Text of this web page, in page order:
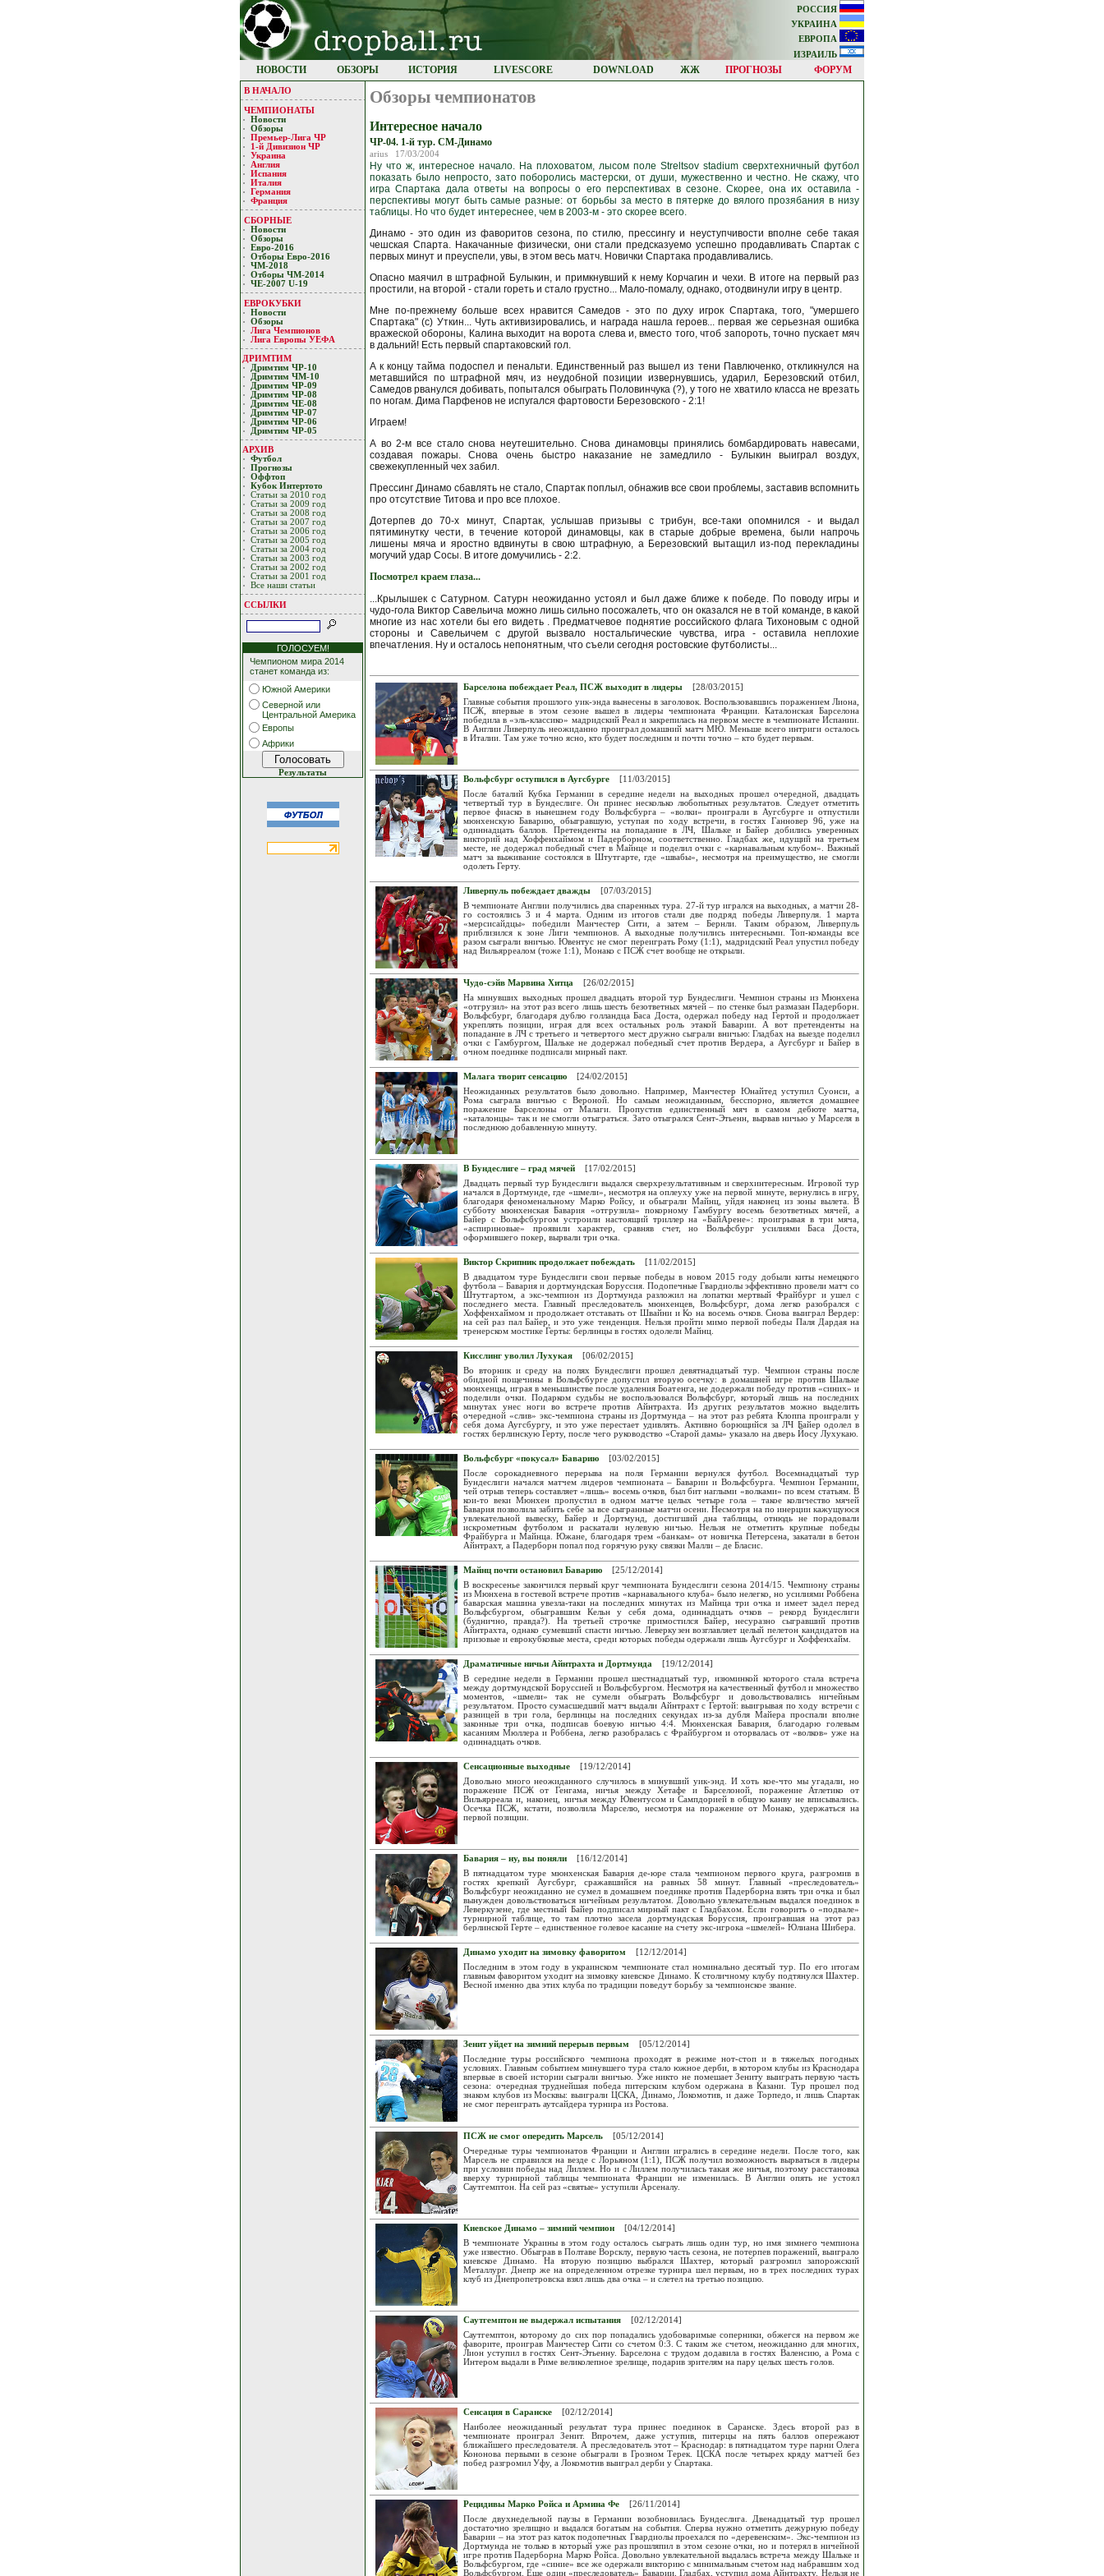
РОССИЯ
УКРАИНА
ЕВРОПА
ИЗРАИЛЬ
НОВОСТИ ОБЗОРЫ ИСТОРИЯ LIVESCORE DOWNLOAD ЖЖ ПРОГНОЗЫ ФОРУМ
В НАЧАЛО
ЧЕМПИОНАТЫ
Новости
Обзоры
Премьер-Лигa ЧР
1-й Дивизион ЧР
Украина
Англия
Испания
Италия
Германия
Франция
СБОРНЫЕ
Новости
Обзоры
Евро-2016
Отборы Евро-2016
ЧМ-2018
Отборы ЧМ-2014
ЧЕ-2007 U-19
ЕВРОКУБКИ
Новости
Обзоры
Лигa Чемпиoнoв
Лига Европы УЕФA
ДРИМТИМ
Дримтим ЧР-10
Дримтим ЧМ-10
Дримтим ЧР-09
Дримтим ЧР-08
Дримтим ЧЕ-08
Дримтим ЧР-07
Дримтим ЧР-06
Дримтим ЧР-05
АРХИВ
Футбол
Прогнозы
Оффтоп
Кубoк Интертoтo
Статьи за 2010 год
Статьи за 2009 год
Статьи за 2008 год
Статьи за 2007 год
Статьи за 2006 год
Статьи за 2005 год
Статьи за 2004 год
Статьи за 2003 год
Статьи за 2002 год
Статьи за 2001 год
Все наши статьи
ССЫЛКИ
ГОЛОСУЕМ!
Чемпионом мира 2014
станет команда из:
Южной Америки
Северной или
Центральной Америка
Европы
Африки
Результаты
Обзоры чемпионатов
Интересное начало
ЧР-04. 1-й тур. СМ-Динамо
arius 17/03/2004
Ну что ж, интересное начало. На плоховатом, лысом поле Streltsov stadium сверхтехничный футбол
показать было непросто, зато поборолись мастерски, от души, мужественно и честно. Не скажу, что
игра Спартака дала ответы на вопросы о его перспективах в сезоне. Скорее, она их оставила -
перспективы могут быть самые разные: от борьбы за место в пятерке до вялого прозябания в низу
таблицы. Но что будет интереснее, чем в 2003-м - это скорее всего.
Динамо - это один из фаворитов сезона, по стилю, прессингу и неуступчивости вполне себе такая
чешская Спарта. Накачанные физически, они стали предсказуемо успешно продавливать Спартак с
первых минут и преуспели, увы, в этом весь матч. Новички Спартака продавливались.
Опасно маячил в штрафной Булыкин, и примкнувший к нему Корчагин и чехи. В итоге на первый раз
простили, на второй - стали гореть и стало грустно... Мало-помалу, однако, отодвинули игру в центр.
Мне по-прежнему больше всех нравится Самедов - это по духу игрок Спартака, того, "умершего
Спартака" (с) Уткин... Чуть активизировались, и награда нашла героев... первая же серьезная ошибка
вражеской обороны, Калина выходит на ворота слева и, вместо того, чтоб запороть, точно пускает мяч
в дальний! Есть первый спартаковский гол.
А к концу тайма подоспел и пенальти. Единственный раз вышел из тени Павлюченко, откликнулся на
метавшийся по штрафной мяч, из неудобной позиции извернувшись, ударил, Березовский отбил,
Самедов рванулся добивать, попытался обыграть Половинчука (?), у того не хватило класса не врезать
по ногам. Дима Парфенов не испугался фартовости Березовского - 2:1!
Играем!
А во 2-м все стало снова неутешительно. Снова динамовцы принялись бомбардировать навесами,
создавая пожары. Снова очень быстро наказание не замедлило - Булыкин выиграл воздух,
свежекупленный чех забил.
Прессинг Динамо сбавлять не стало, Спартак поплыл, обнажив все свои проблемы, заставив вспомнить
про отсутствие Титова и про все плохое.
Дотерпев до 70-х минут, Спартак, услышав призывы с трибун, все-таки опомнился - и выдал
пятиминутку чести, в течение которой динамовцы, как в старые добрые времена, были напрочь
лишены мяча и яростно вдвинуты в свою штрафную, а Березовский вытащил из-под перекладины
могучий удар Сосы. В итоге домучились - 2:2.
Посмотрел краем глаза...
...Крылышек с Сатурном. Сатурн неожиданно устоял и был даже ближе к победе. По поводу игры и
чудо-гола Виктор Савельича можно лишь сильно посожалеть, что он оказался не в той команде, в какой
многие из нас хотели бы его видеть . Предматчевое поднятие российского флага Тихоновым с одной
стороны и Савельичем с другой вызвало ностальгические чувства, игра - оставила неплохие
впечатления. Ну и осталось непонятным, что съели сегодня ростовские футболисты...
Барселона побеждает Реал, ПСЖ выходит в лидеры
[28/03/2015]
Главные события прошлого уик-энда вынесены в заголовок. Воспользовавшись поражением Лиона,
ПСЖ, впервые в этом сезоне вышел в лидеры чемпионата Франции. Каталонская Барселона
победила в «эль-классико» мадридский Реал и закрепилась на первом месте в чемпионате Испании.
В Англии Ливерпуль неожиданно проиграл домашний матч МЮ. Меньше всего интриги осталось
в Италии. Там уже точно ясно, кто будет последним и почти точно – кто будет первым.
Вольфсбург оступился в Аугсбурге
[11/03/2015]
После баталий Кубка Германии в середине недели на выходных прошел очередной, двадцать
четвертый тур в Бундеслиге. Он принес несколько любопытных результатов. Следует отметить
первое фиаско в нынешнем году Вольфсбурга – «волки» проиграли в Аугсбурге и отпустили
мюнхенскую Баварию, обыгравшую, уступая по ходу встречи, в гостях Ганновер 96, уже на
одиннадцать баллов. Претенденты на попадание в ЛЧ, Шальке и Байер добились уверенных
викторий над Хоффенхаймом и Падерборном, соответственно. Гладбах же, идущий на третьем
месте, не додержал победный счет в Майнце и поделил очки с «карнавальным клубом». Важный
матч за выживание состоялся в Штутгарте, где «швабы», несмотря на преимущество, не смогли
одолеть Герту.
Ливерпуль побеждает дважды
[07/03/2015]
В чемпионате Англии получились два спаренных тура. 27-й тур игрался на выходных, а матчи 28-
го состоялись 3 и 4 марта. Одним из итогов стали две подряд победы Ливерпуля. 1 марта
«мерсисайдцы» победили Манчестер Сити, а затем – Бернли. Таким образом, Ливерпуль
приблизился к зоне Лиги чемпионов. А выходные получились интересными. Топ-команды все
разом сыграли вничью. Ювентус не смог переиграть Рому (1:1), мадридский Реал упустил победу
над Вильярреалом (тоже 1:1), Монако с ПСЖ счет вообще не открыли.
Чудо-сэйв Марвина Хитца
[26/02/2015]
На минувших выходных прошел двадцать второй тур Бундеслиги. Чемпион страны из Мюнхена
«отгрузил» на этот раз всего лишь шесть безответных мячей – по стенке был размазан Падерборн.
Вольфсбург, благодаря дублю голландца Баса Доста, одержал победу над Гертой и продолжает
укреплять позиции, играя для всех остальных роль этакой Баварии. А вот претенденты на
попадание в ЛЧ с третьего и четвертого мест дружно сыграли вничью: Гладбах на выезде поделил
очки с Гамбургом, Шальке не додержал победный счет против Вердера, а Аугсбург и Байер в
очном поединке подписали мирный пакт.
Малага творит сенсацию
[24/02/2015]
Неожиданных результатов было довольно. Например, Манчестер Юнайтед уступил Суонси, а
Рома сыграла вничью с Вероной. Но самым неожиданным, бесспорно, является домашнее
поражение Барселоны от Малаги. Пропустив единственный мяч в самом дебюте матча,
«каталонцы» так и не смогли отыграться. Зато отыгрался Сент-Этьенн, вырвав ничью у Марселя в
последнюю добавленную минуту.
В Бундеслиге – град мячей
[17/02/2015]
Двадцать первый тур Бундеслиги выдался сверхрезультативным и сверхинтересным. Игровой тур
начался в Дортмунде, где «шмели», несмотря на оплеуху уже на первой минуте, вернулись в игру,
благодаря феноменальному Марко Ройсу, и обыграли Майнц, уйдя наконец из зоны вылета. В
субботу мюнхенская Бавария «отгрузила» покорному Гамбургу восемь безответных мячей, а
Байер с Вольфсбургом устроили настоящий триллер на «БайАрене»: проигрывая в три мяча,
«аспириновые» проявили характер, сравняв счет, но Вольфсбург усилиями Баса Доста,
оформившего покер, вырвали три очка.
Виктор Скрипник продолжает побеждать
[11/02/2015]
В двадцатом туре Бундеслиги свои первые победы в новом 2015 году добыли киты немецкого
футбола – Бавария и дортмундская Боруссия. Подопечные Гвардиолы эффективно провели матч со
Штутгартом, а экс-чемпион из Дортмунда разложил на лопатки мертвый Фрайбург и ушел с
последнего места. Главный преследователь мюнхенцев, Вольфсбург, дома легко разобрался с
Хоффенхаймом и продолжает отставать от Швайни и Ко на восемь очков. Снова выиграл Вердер:
на сей раз пал Байер, и это уже тенденция. Нельзя пройти мимо первой победы Паля Дардая на
тренерском мостике Герты: берлинцы в гостях одолели Майнц.
Кисслинг уволил Лухукая
[06/02/2015]
Во вторник и среду на полях Бундеслиги прошел девятнадцатый тур. Чемпион страны после
обидной пощечины в Вольфсбурге допустил вторую осечку: в домашней игре против Шальке
мюнхенцы, играя в меньшинстве после удаления Боатенга, не додержали победу против «синих» и
поделили очки. Подарком судьбы не воспользовался Вольфсбург, который лишь на последних
минутах унес ноги во встрече против Айнтрахта. Из других результатов можно выделить
очередной «слив» экс-чемпиона страны из Дортмунда – на этот раз ребята Клоппа проиграли у
себя дома Аугсбургу, и это уже перестает удивлять. Активно борющийся за ЛЧ Байер одолел в
гостях берлинскую Герту, после чего руководство «Старой дамы» указало на дверь Йосу Лухукаю.
Вольфсбург «покусал» Баварию
[03/02/2015]
После сорокадневного перерыва на поля Германии вернулся футбол. Восемнадцатый тур
Бундеслиги начался матчем лидеров чемпионата – Баварии и Вольфсбурга. Чемпион Германии,
чей отрыв теперь составляет «лишь» восемь очков, был бит наглыми «волками» по всем статьям. В
кои-то веки Мюнхен пропустил в одном матче целых четыре гола – такое количество мячей
Бавария позволила забить себе за все сыгранные матчи осени. Несмотря на по инерции кажущуюся
увлекательной вывеску, Байер и Дортмунд, достигший дна таблицы, отнюдь не порадовали
искрометным футболом и раскатали нулевую ничью. Нельзя не отметить крупные победы
Фрайбурга и Майнца. Южане, благодаря трем «банкам» от новичка Петерсена, закатали в бетон
Айнтрахт, а Падерборн попал под горячую руку связки Малли – де Бласис.
Майнц почти остановил Баварию
[25/12/2014]
В воскресенье закончился первый круг чемпионата Бундеслиги сезона 2014/15. Чемпиону страны
из Мюнхена в гостевой встрече против «карнавального клуба» было нелегко, но усилиями Роббена
баварская машина увезла-таки на последних минутах из Майнца три очка и имеет задел перед
Вольфсбургом, обыгравшим Кельн у себя дома, одиннадцать очков – рекорд Бундеслиги
(буднично, правда?). На третьей строчке примостился Байер, несуразно сыгравший против
Айнтрахта, однако сумевший спасти ничью. Леверкузен возглавляет целый пелетон кандидатов на
призовые и еврокубковые места, среди которых победы одержали лишь Аугсбург и Хоффенхайм.
Драматичные ничьи Айнтрахта и Дортмунда
[19/12/2014]
В середине недели в Германии прошел шестнадцатый тур, изюминкой которого стала встреча
между дортмундской Боруссией и Вольфсбургом. Несмотря на качественный футбол и множество
моментов, «шмели» так не сумели обыграть Вольфсбург и довольствовались ничейным
результатом. Просто сумасшедший матч выдали Айнтрахт с Гертой: выигрывая по ходу встречи с
разницей в три гола, берлинцы на последних секундах из-за дубля Майера проспали вполне
законные три очка, подписав боевую ничью 4:4. Мюнхенская Бавария, благодарю голевым
касаниям Мюллера и Роббена, легко разобралась с Фрайбургом и оторвалась от «волков» уже на
одиннадцать очков.
Сенсационные выходные
[19/12/2014]
Довольно много неожиданного случилось в минувший уик-энд. И хоть кое-что мы угадали, но
поражение ПСЖ от Генгама, ничья между Хетафе и Барселоной, поражение Атлетико от
Вильярреала и, наконец, ничья между Ювентусом и Сампдорией в общую канву не вписывались.
Осечка ПСЖ, кстати, позволила Марселю, несмотря на поражение от Монако, удержаться на
первой позиции.
Бавария – ну, вы поняли
[16/12/2014]
В пятнадцатом туре мюнхенская Бавария де-юре стала чемпионом первого круга, разгромив в
гостях крепкий Аугсбург, сражавшийся на равных 58 минут. Главный «преследователь»
Вольфсбург неожиданно не сумел в домашнем поединке против Падерборна взять три очка и был
вынужден довольствоваться ничейным результатом. Довольно увлекательным выдался поединок в
Леверкузене, где местный Байер подписал мирный пакт с Гладбахом. Если говорить о «подвале»
турнирной таблице, то там плотно засела дортмундская Боруссия, проигравшая на этот раз
берлинской Герте – единственное голевое касание на счету экс-игрока «шмелей» Юлиана Шибера.
Динамо уходит на зимовку фаворитом
[12/12/2014]
Последним в этом году в украинском чемпионате стал номинально десятый тур. По его итогам
главным фаворитом уходит на зимовку киевское Динамо. К столичному клубу подтянулся Шахтер.
Весной именно два этих клуба по традиции поведут борьбу за чемпионское звание.
Зенит уйдет на зимний перерыв первым
[05/12/2014]
Последние туры российского чемпиона проходят в режиме нот-стоп и в тяжелых погодных
условиях. Главным событием минувшего тура стало южное дерби, в котором клубы из Краснодара
впервые в своей истории сыграли вничью. Уже никто не помешает Зениту выиграть первую часть
сезона: очередная труднейшая победа питерским клубом одержана в Казани. Тур прошел под
знаком клубов из Москвы: выиграли ЦСКА, Динамо, Локомотив, и даже Торпедо, и лишь Спартак
не смог переиграть аутсайдера турнира из Ростова.
ПСЖ не смог опередить Марсель
[05/12/2014]
Очередные туры чемпионатов Франции и Англии игрались в середине недели. После того, как
Марсель не справился на везде с Лорьяном (1:1), ПСЖ получил возможность вырваться в лидеры
при условии победы над Лиллем. Но и с Лиллем получилась такая же ничья, поэтому расстановка
вверху турнирной таблицы чемпионата Франции не изменилась. В Англии опять не устоял
Саутгемптон. На сей раз «святые» уступили Арсеналу.
Киевское Динамо – зимний чемпион
[04/12/2014]
В чемпионате Украины в этом году осталось сыграть лишь один тур, но имя зимнего чемпиона
уже известно. Обыграв в Полтаве Ворсклу, первую часть сезона, не потерпев поражений, выиграло
киевское Динамо. На вторую позицию выбрался Шахтер, который разгромил запорожский
Металлург. Днепр же на определенном отрезке турнира шел первым, но в трех последних турах
клуб из Днепропетровска взял лишь два очка – и слетел на третью позицию.
Саутгемптон не выдержал испытания
[02/12/2014]
Саутгемптон, которому до сих пор попадались удобоваримые соперники, обжегся на первом же
фаворите, проиграв Манчестер Сити со счетом 0:3. С таким же счетом, неожиданно для многих,
Лион уступил в гостях Сент-Этьенну. Барселона с трудом додавила в гостях Валенсию, а Рома с
Интером выдали в Риме великолепное зрелище, подарив зрителям на пару целых шесть голов.
Сенсация в Саранске
[02/12/2014]
Наиболее неожиданный результат тура принес поединок в Саранске. Здесь второй раз в
чемпионате проиграл Зенит. Впрочем, даже уступив, питерцы на пять баллов опережают
ближайшего преследователя. А преследователь этот – Краснодар: в пятнадцатом туре парни Олега
Кононова первыми в сезоне обыграли в Грозном Терек. ЦСКА после четырех кряду матчей без
побед разгромил Уфу, а Локомотив выиграл дерби у Спартака.
Рецидивы Марко Ройса и Армина Фе
[26/11/2014]
После двухнедельной паузы в Германии возобновилась Бундеслига. Двенадцатый тур прошел
достаточно зрелищно и выдался богатым на события. Сперва нужно отметить дежурную победу
Баварии – на этот раз каток подопечных Гвардиолы проехался по «деревенским». Экс-чемпион из
Дортмунда не только в который уже раз прошляпил в этом сезоне очки, но и потерял в ничейной
игре против Падерборна Марко Ройса. Довольно увлекательной выдалась встреча между Шальке и
Вольфсбургом, где «синие» все же одержали викторию с минимальным счетом над набравшим ход
Вольфсбургом. Еще один «преследователь» Баварии, Гладбах, уступил дома Айнтрахту. Нельзя не